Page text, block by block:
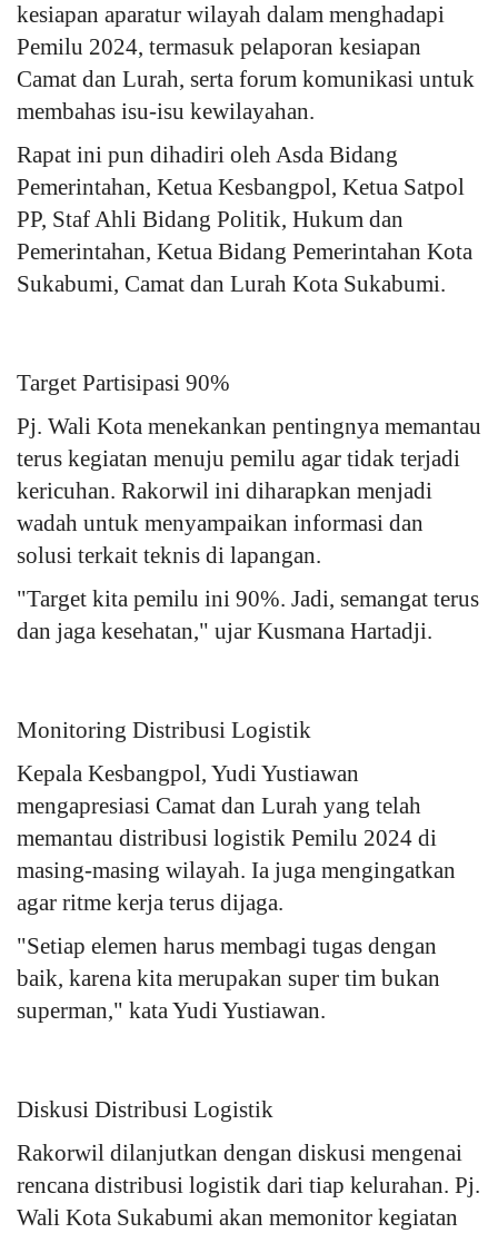
Kesehatan
Layanan Publik
kesiapan aparatur wilayah dalam menghadapi
Pemilu 2024, termasuk pelaporan kesiapan
Camat dan Lurah, serta forum komunikasi untuk
membahas isu-isu kewilayahan.
Rapat ini pun dihadiri oleh Asda Bidang
Pemerintahan, Ketua Kesbangpol, Ketua Satpol
PP, Staf Ahli Bidang Politik, Hukum dan
Pemerintahan, Ketua Bidang Pemerintahan Kota
Sukabumi, Camat dan Lurah Kota Sukabumi.
Target Partisipasi 90%
Pj. Wali Kota menekankan pentingnya memantau
terus kegiatan menuju pemilu agar tidak terjadi
kericuhan. Rakorwil ini diharapkan menjadi
wadah untuk menyampaikan informasi dan
solusi terkait teknis di lapangan.
"Target kita pemilu ini 90%. Jadi, semangat terus
dan jaga kesehatan," ujar Kusmana Hartadji.
Monitoring Distribusi Logistik
Kepala Kesbangpol, Yudi Yustiawan
mengapresiasi Camat dan Lurah yang telah
memantau distribusi logistik Pemilu 2024 di
masing-masing wilayah. Ia juga mengingatkan
agar ritme kerja terus dijaga.
"Setiap elemen harus membagi tugas dengan
baik, karena kita merupakan super tim bukan
superman," kata Yudi Yustiawan.
Diskusi Distribusi Logistik
Rakorwil dilanjutkan dengan diskusi mengenai
rencana distribusi logistik dari tiap kelurahan. Pj.
Wali Kota Sukabumi akan memonitor kegiatan